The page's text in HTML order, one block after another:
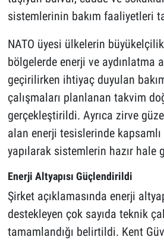
sistemlerinin bakım faaliyetleri
NATO üyesi ülkelerin
bölgelerde enerji ve aydınlatma
geçirilirken ihtiyaç duyulan
çalışmaları planlanan takvim
gerçekleştirildi. Ayrıca zirve
alan enerji tesislerinde
yapılarak sistemlerin hazır
Enerji Altyapısı Güçlendirildi
Şirket açıklamasında enerji
destekleyen çok sayıda teknik
tamamlandığı belirtildi. Kent